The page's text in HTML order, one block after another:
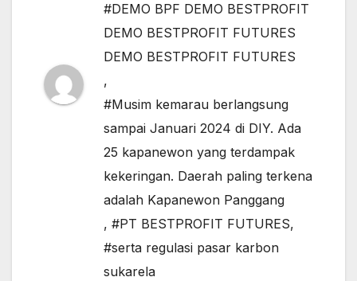
#DEMO BPF DEMO BESTPROFIT
DEMO BESTPROFIT FUTURES
DEMO BESTPROFIT FUTURES
,
#Musim kemarau berlangsung
sampai Januari 2024 di DIY. Ada
25 kapanewon yang terdampak
kekeringan. Daerah paling terkena
adalah Kapanewon Panggang
, #PT BESTPROFIT FUTURES,
#serta regulasi pasar karbon
sukarela